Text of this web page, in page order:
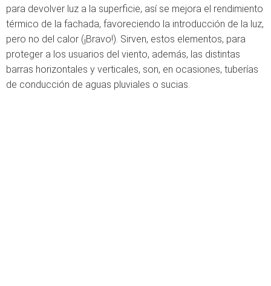
para devolver luz a la superficie, así se mejora el rendimiento
térmico de la fachada, favoreciendo la introducción de la luz,
pero no del calor (¡Bravo!). Sirven, estos elementos, para
proteger a los usuarios del viento, además, las distintas
barras horizontales y verticales, son, en ocasiones, tuberías
de conducción de aguas pluviales o sucias.